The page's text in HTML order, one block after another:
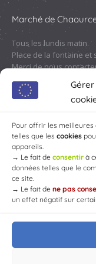
Pour offrir les meilleures
telles que les cookies
appareils.
→ Le fait de consentir à
données telles que le
ce site.
→ Le fait de ne pas
un effet négatif sur
Marché de
Tous les lundis matin.
Place de la fontaine et
Merci de nous
© Mairie de